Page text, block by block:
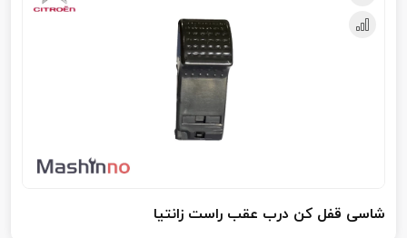
شاسی قفل کن درب عقب راست زانتیا